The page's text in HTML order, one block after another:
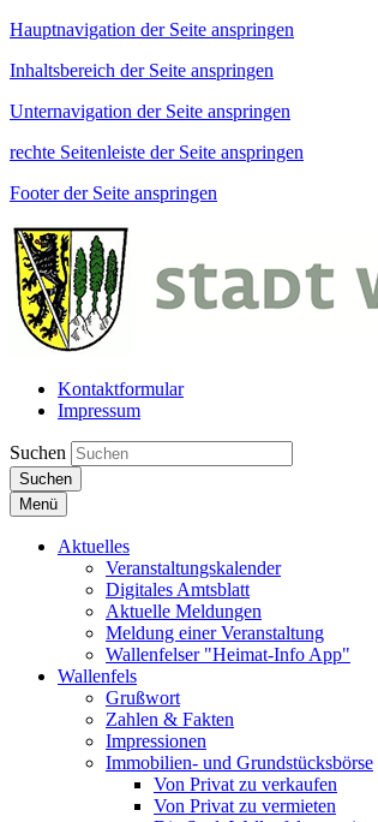
Hauptnavigation der Seite anspringen
Inhaltsbereich der Seite anspringen
Unternavigation der Seite anspringen
rechte Seitenleiste der Seite anspringen
Footer der Seite anspringen
Kontaktformular
Impressum
Suchen
Suchen
Menü
Aktuelles
Veranstaltungskalender
Digitales Amtsblatt
Aktuelle Meldungen
Meldung einer Veranstaltung
Wallenfelser "Heimat-Info App"
Wallenfels
Grußwort
Zahlen & Fakten
Impressionen
Immobilien- und Grundstücksbörse
Von Privat zu verkaufen
Von Privat zu vermieten